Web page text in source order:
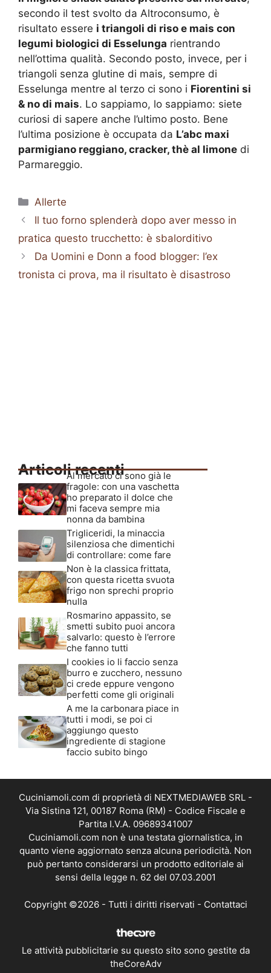
secondo il test svolto da Altroconsumo, è
risultato essere i triangoli di riso e mais con
legumi biologici di Esselunga rientrando
nell’ottima qualità. Secondo posto, invece, per i
triangoli senza glutine di mais, sempre di
Esselunga mentre al terzo ci sono i Fiorentini si
& no di mais. Lo sappiamo, lo sappiamo: siete
curiosi di sapere anche l’ultimo posto. Bene
l’ultima posizione è occupata da L’abc maxi
parmigiano reggiano, cracker, thè al limone di
Parmareggio.
Categorie
Allerte
Il tuo forno splenderà dopo aver messo in
pratica questo trucchetto: è sbalorditivo
Da Uomini e Donn a food blogger: l’ex
tronista ci prova, ma il risultato è disastroso
Articoli recenti
Al mercato ci sono già le
fragole: con una vaschetta
ho preparato il dolce che
mi faceva sempre mia
nonna da bambina
Trigliceridi, la minaccia
silenziosa che dimentichi
di controllare: come fare
Non è la classica frittata,
con questa ricetta svuota
frigo non sprechi proprio
nulla
Rosmarino appassito, se
smetti subito puoi ancora
salvarlo: questo è l’errore
che fanno tutti
I cookies io li faccio senza
burro e zucchero, nessuno
ci crede eppure vengono
perfetti come gli originali
A me la carbonara piace in
tutti i modi, se poi ci
aggiungo questo
ingrediente di stagione
faccio subito bingo
Cuciniamoli.com di proprietà di NEXTMEDIAWEB SRL -
Via Sistina 121, 00187 Roma (RM) - Codice Fiscale e
Partita I.V.A. 09689341007
Cuciniamoli.com non è una testata giornalistica, in
quanto viene aggiornato senza alcuna periodicità. Non
può pertanto considerarsi un prodotto editoriale ai
sensi della legge n. 62 del 07.03.2001
Copyright ©2026 - Tutti i diritti riservati - Contattaci
Le attività pubblicitarie su questo sito sono gestite da
theCoreAdv